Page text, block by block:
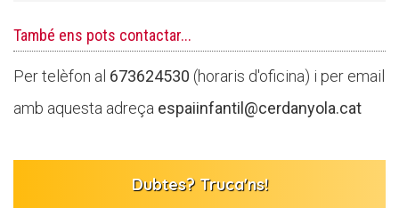
També ens pots contactar...
Per telèfon al 673624530 (horaris d'oficina) i per email
amb aquesta adreça espaiinfantil@cerdanyola.cat
Dubtes? Truca'ns!
ACTUALITAT
Diari de la Fundació
Fundesplai als mitjans